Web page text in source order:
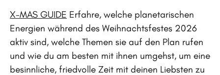
X-MAS GUIDE Erfahre, welche planetarischen
Energien während des Weihnachtsfestes 2026
aktiv sind, welche Themen sie auf den Plan rufen
und wie du am besten mit ihnen umgehst, um eine
besinnliche, friedvolle Zeit mit deinen Liebsten zu